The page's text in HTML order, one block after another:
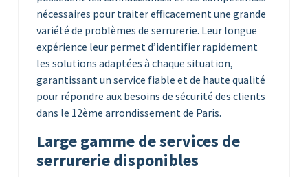
nécessaires pour traiter efficacement une grande
variété de problèmes de serrurerie. Leur longue
expérience leur permet d’identifier rapidement
les solutions adaptées à chaque situation,
garantissant un service fiable et de haute qualité
pour répondre aux besoins de sécurité des clients
dans le 12ème arrondissement de Paris.
Large gamme de services de
serrurerie disponibles